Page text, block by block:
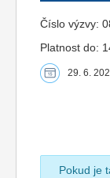
Číslo výzvy:
Platnost do:
29. 6.
Pokud je